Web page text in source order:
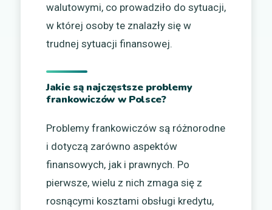
walutowymi, co prowadziło do sytuacji,
w której osoby te znalazły się w
trudnej sytuacji finansowej.
Jakie są najczęstsze problemy
frankowiczów w Polsce?
Problemy frankowiczów są różnorodne
i dotyczą zarówno aspektów
finansowych, jak i prawnych. Po
pierwsze, wielu z nich zmaga się z
rosnącymi kosztami obsługi kredytu,